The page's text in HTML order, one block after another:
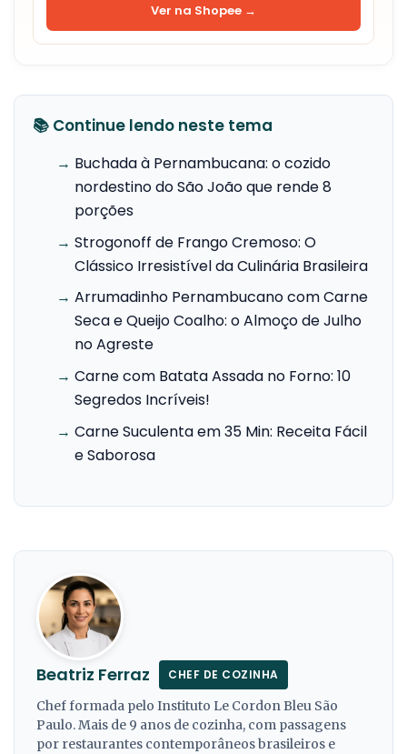
Ver na Shopee →
📚 Continue lendo neste tema
→ Buchada à Pernambucana: o cozido
nordestino do São João que rende 8
porções
→ Strogonoff de Frango Cremoso: O
Clássico Irresistível da Culinária Brasileira
→ Arrumadinho Pernambucano com Carne
Seca e Queijo Coalho: o Almoço de Julho
no Agreste
→ Carne com Batata Assada no Forno: 10
Segredos Incríveis!
→ Carne Suculenta em 35 Min: Receita Fácil
e Saborosa
Beatriz Ferraz CHEF DE COZINHA
Chef formada pelo Instituto Le Cordon Bleu São
Paulo. Mais de 9 anos de cozinha, com passagens
por restaurantes contemporâneos brasileiros e